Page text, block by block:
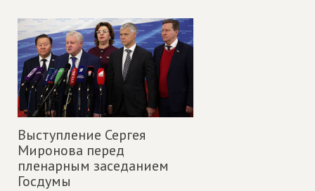
Выступление Сергея
Миронова перед
пленарным заседанием
Госдумы